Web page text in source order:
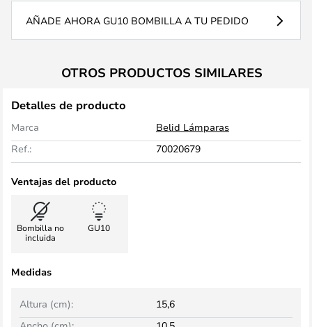
AÑADE AHORA GU10 BOMBILLA A TU PEDIDO
OTROS PRODUCTOS SIMILARES
Detalles de producto
Marca
Belid Lámparas
Ref.:
70020679
Ventajas del producto
Bombilla no
incluida
GU10
Medidas
Altura (cm): 15,6